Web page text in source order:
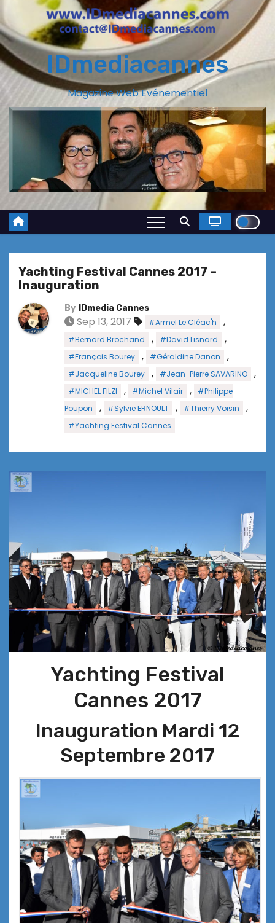
IDmediacannes
Magazine Web Evénementiel
Yachting Festival Cannes 2017 –
Inauguration
By IDmedia Cannes
Sep 13, 2017 #Armel Le Cléac'h ,
#Bernard Brochand , #David Lisnard ,
#François Bourey , #Géraldine Danon ,
#Jacqueline Bourey , #Jean-Pierre SAVARINO ,
#MICHEL FILZI , #Michel Vilair ,
#Philippe
Poupon
, #Sylvie ERNOULT , #Thierry Voisin ,
#Yachting Festival Cannes
Yachting Festival
Cannes 2017
Inauguration Mardi 12
Septembre 2017